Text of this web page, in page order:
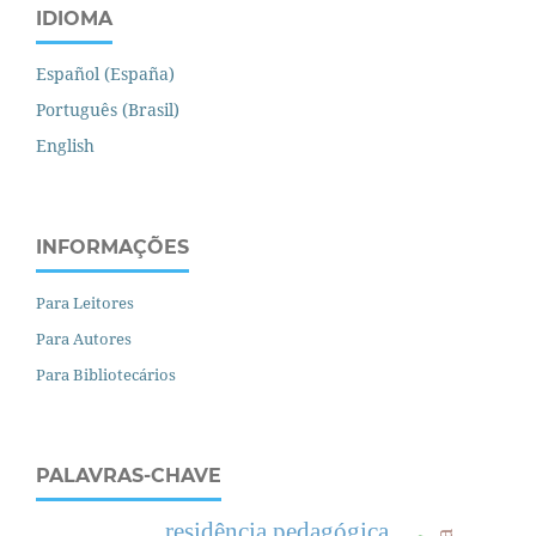
IDIOMA
Español (España)
Português (Brasil)
English
INFORMAÇÕES
Para Leitores
Para Autores
Para Bibliotecários
PALAVRAS-CHAVE